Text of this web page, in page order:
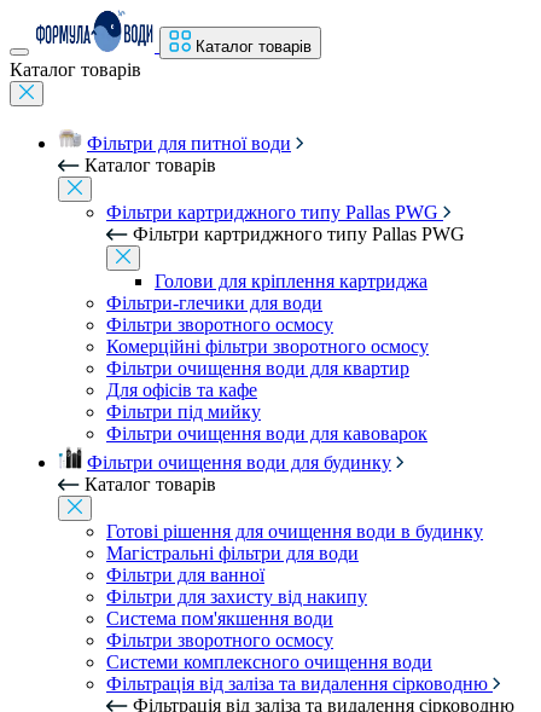
Каталог товарів
Каталог товарів
Фільтри для питної води
Каталог товарів
Фільтри картриджного типу Pallas PWG
Фільтри картриджного типу Pallas PWG
Голови для кріплення картриджа
Фільтри-глечики для води
Фільтри зворотного осмосу
Комерційні фільтри зворотного осмосу
Фільтри очищення води для квартир
Для офісів та кафе
Фільтри під мийку
Фільтри очищення води для кавоварок
Фільтри очищення води для будинку
Каталог товарів
Готові рішення для очищення води в будинку
Магістральні фільтри для води
Фільтри для ванної
Фільтри для захисту від накипу
Система пом'якшення води
Фільтри зворотного осмосу
Системи комплексного очищення води
Фільтрація від заліза та видалення сірководню
Фільтрація від заліза та видалення сірководню